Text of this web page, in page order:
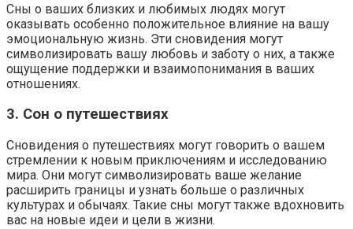
Сны о ваших близких и любимых людях могут
оказывать особенно положительное влияние на вашу
эмоциональную жизнь. Эти сновидения могут
символизировать вашу любовь и заботу о них, а также
ощущение поддержки и взаимопонимания в ваших
отношениях.
3. Сон о путешествиях
Сновидения о путешествиях могут говорить о вашем
стремлении к новым приключениям и исследованию
мира. Они могут символизировать ваше желание
расширить границы и узнать больше о различных
культурах и обычаях. Такие сны могут также вдохновить
вас на новые идеи и цели в жизни.